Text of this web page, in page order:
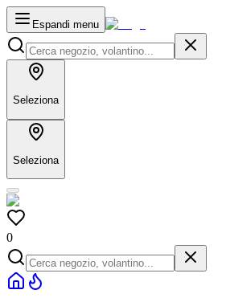
Espandi menu
Seleziona
Seleziona
0